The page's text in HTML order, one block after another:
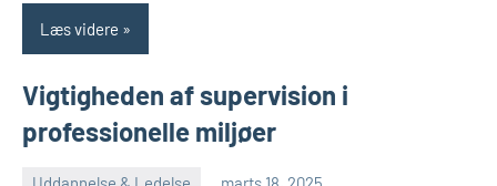
Læs videre
Vigtigheden af supervision i
professionelle miljøer